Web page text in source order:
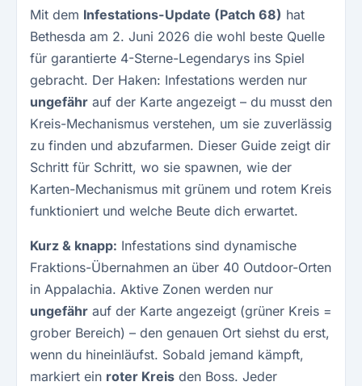
Mit dem Infestations-Update (Patch 68) hat
Bethesda am 2. Juni 2026 die wohl beste Quelle
für garantierte 4-Sterne-Legendarys ins Spiel
gebracht. Der Haken: Infestations werden nur
ungefähr auf der Karte angezeigt – du musst den
Kreis-Mechanismus verstehen, um sie zuverlässig
zu finden und abzufarmen. Dieser Guide zeigt dir
Schritt für Schritt, wo sie spawnen, wie der
Karten-Mechanismus mit grünem und rotem Kreis
funktioniert und welche Beute dich erwartet.
Kurz & knapp: Infestations sind dynamische
Fraktions-Übernahmen an über 40 Outdoor-Orten
in Appalachia. Aktive Zonen werden nur
ungefähr auf der Karte angezeigt (grüner Kreis =
grober Bereich) – den genauen Ort siehst du erst,
wenn du hineinläufst. Sobald jemand kämpft,
markiert ein roter Kreis den Boss. Jeder